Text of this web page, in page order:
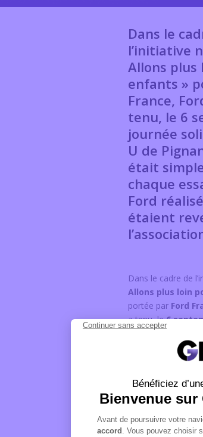
Dans le
l’initiative
Allons plus
enfants »
France,
tenu, le 6
journée
U de
était
chaque
Ford
étaient
Dans le cadre de
Allons plus loin
portée par Ford
a tenu, le6
solidaire au
était simple et
d’un véhicule
3MTKD. Cette
transformer
modèles en
local engagé.